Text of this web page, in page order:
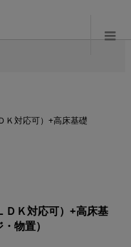
対応可）+高床基礎
Ｋ対応可）+高床基
物置）